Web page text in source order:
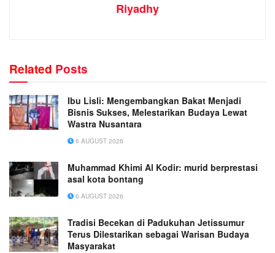
Riyadhy
Related Posts
Ibu Lisli: Mengembangkan Bakat Menjadi
Bisnis Sukses, Melestarikan Budaya Lewat
Wastra Nusantara
6 AUGUST 2026
Muhammad Khimi Al Kodir: murid berprestasi
asal kota bontang
6 AUGUST 2026
Tradisi Becekan di Padukuhan Jetissumur
Terus Dilestarikan sebagai Warisan Budaya
Masyarakat